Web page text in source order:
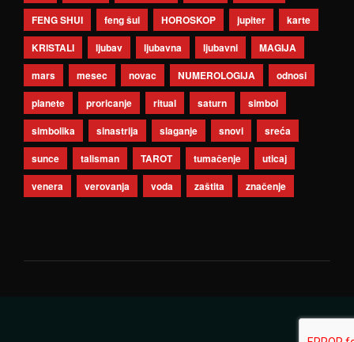
FENG SHUI
feng šui HOROSKOP jupiter
karte
KRISTALI
ljubav ljubavna ljubavni
MAGIJA
mars
mesec novac NUMEROLOGIJA
odnosi
planete
proricanje ritual saturn
simbol
simbolika
sinastrija slaganje snovi
sreća
sunce
talisman TAROT tumačenje
uticaj
venera
verovanja voda zaštita značenje